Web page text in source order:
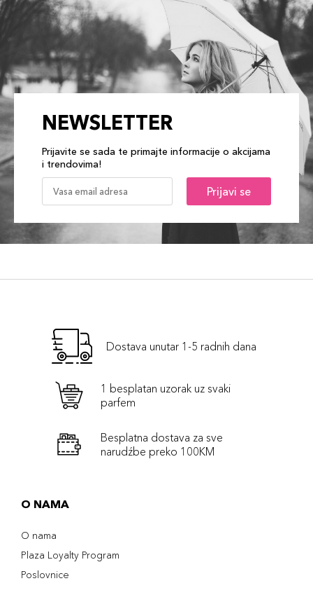
NEWSLETTER
Prijavite se sada te primajte informacije o akcijama
i trendovima!
Prijavi se
Dostava unutar 1-5 radnih dana
1 besplatan uzorak uz svaki
parfem
Besplatna dostava za sve
narudźbe preko 100KM
O NAMA
O nama
Plaza Loyalty Program
Poslovnice